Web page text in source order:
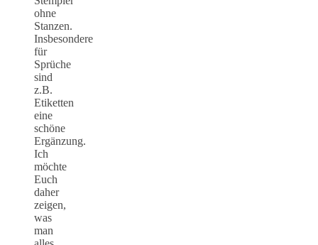
ohne
Stanzen.
Insbesondere
für
Sprüche
sind
z.B.
Etiketten
eine
schöne
Ergänzung.
Ich
möchte
Euch
daher
zeigen,
was
man